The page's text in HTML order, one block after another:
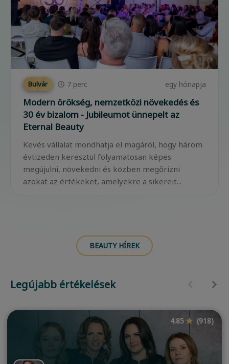
Bulvár 7 perc egy hónapja
Modern örökség, nemzetközi növekedés és
30 év bizalom - Jubileumot ünnepelt az
Eternal Beauty
Kevés vállalat mondhatja el magáról, hogy három
évtizeden keresztül folyamatosan képes
megújulni, növekedni és közben megőrizni
azokat az értékeket, amelyekre a sikereit...
BEAUTY HÍREK
Legújabb értékelések
4.85 (918)